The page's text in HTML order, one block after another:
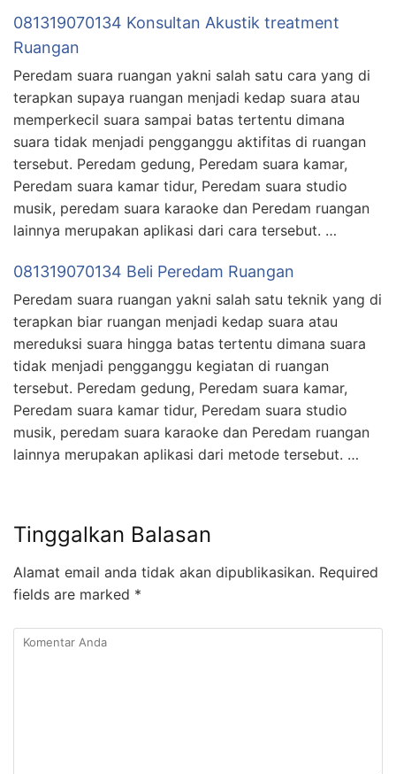
081319070134 Konsultan Akustik treatment
Ruangan
Peredam suara ruangan yakni salah satu cara yang di
terapkan supaya ruangan menjadi kedap suara atau
memperkecil suara sampai batas tertentu dimana
suara tidak menjadi pengganggu aktifitas di ruangan
tersebut. Peredam gedung, Peredam suara kamar,
Peredam suara kamar tidur, Peredam suara studio
musik, peredam suara karaoke dan Peredam ruangan
lainnya merupakan aplikasi dari cara tersebut. …
081319070134 Beli Peredam Ruangan
Peredam suara ruangan yakni salah satu teknik yang di
terapkan biar ruangan menjadi kedap suara atau
mereduksi suara hingga batas tertentu dimana suara
tidak menjadi pengganggu kegiatan di ruangan
tersebut. Peredam gedung, Peredam suara kamar,
Peredam suara kamar tidur, Peredam suara studio
musik, peredam suara karaoke dan Peredam ruangan
lainnya merupakan aplikasi dari metode tersebut. …
Tinggalkan Balasan
Alamat email anda tidak akan dipublikasikan. Required
fields are marked *